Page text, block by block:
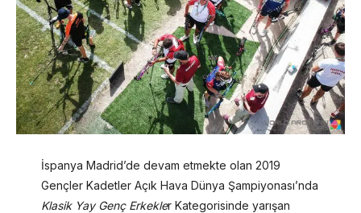
İspanya Madrid’de devam etmekte olan 2019
Gençler Kadetler Açık Hava Dünya Şampiyonası’nda
Klasik Yay Genç Erkekler Kategorisinde yarışan